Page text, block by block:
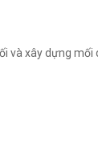
xây dựng mối